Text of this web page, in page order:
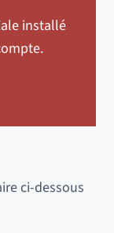
installé
ci-dessous